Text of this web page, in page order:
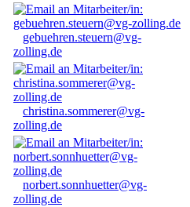
gebuehren.steuern@vg-
zolling.de
christina.sommerer@vg-
zolling.de
norbert.sonnhuetter@vg-
zolling.de